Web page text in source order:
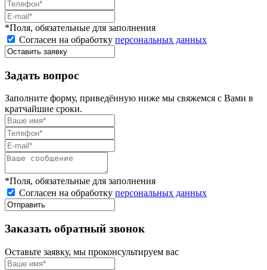
*Поля, обязательные для заполнения
Согласен на обработку персональных данных
Задать вопрос
Заполните форму, приведённую ниже мы свяжемся с Вами в
кратчайшие сроки.
*Поля, обязательные для заполнения
Согласен на обработку персональных данных
Заказать обратный звонок
Оставьте заявку, мы проконсультируем вас